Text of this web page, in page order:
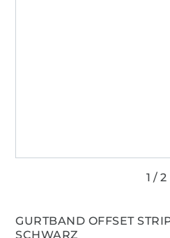
GURTBAND OFFSET
SCHWARZ